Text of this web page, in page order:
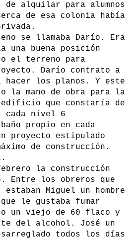
de alquilar para alumnos
de esa colonia había
se llamaba Darío. Era
una buena posición
el terreno para
Darío contrato a
hacer los planos. Y este
la mano de obra para la
que constaría de
cada nivel 6
propio en cada
proyecto estipulado
de construcción.
la construcción
Entre los obreros que
Miguel un hombre
le gustaba fumar
un viejo de 60 flaco y
del alcohol. José un
todos los días